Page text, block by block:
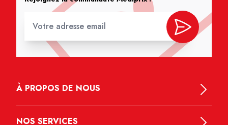
À PROPOS DE NOUS
NOS SERVICES